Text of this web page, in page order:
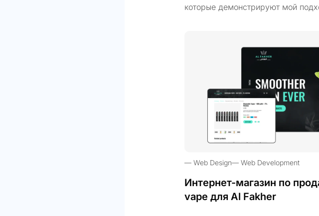
которые демонстрируют мой
Web Design Web Development
Интернет-магазин по
vape для Al Fakher